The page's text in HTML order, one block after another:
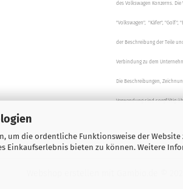
um die ordentliche Funktionsweise der Website
Einkaufserlebnis bieten zu können. Weitere
des Volkswagen Konzerns.
"Volkswagen", "Käfer", "Golf",
der Beschreibung der Teile
Verbindung zu dem
Die Beschreibungen,
Verwendung sind sorgfältig